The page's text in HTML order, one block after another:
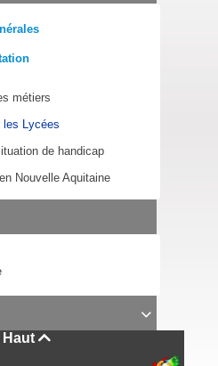
métiers
les Lycées
de handicap
Nouvelle Aquitaine

